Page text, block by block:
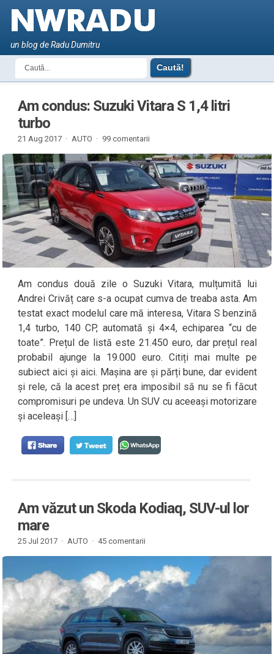
un blog de Radu Dumitru
Am condus: Suzuki Vitara S 1,4 litri
turbo
21 Aug 2017 · AUTO · 99 comentarii
Am condus două zile o Suzuki Vitara, mulțumită lui
Andrei Crivăț care s-a ocupat cumva de treaba asta. Am
testat exact modelul care mă interesa, Vitara S benzină
1,4 turbo, 140 CP, automată și 4×4, echiparea “cu de
toate”. Prețul de listă este 21.450 euro, dar prețul real
probabil ajunge la 19.000 euro. Citiți mai multe pe
subiect aici și aici. Mașina are și părți bune, dar evident
și rele, că la acest preț era imposibil să nu se fi făcut
compromisuri pe undeva. Un SUV cu aceeași motorizare
și aceleași […]
Am văzut un Skoda Kodiaq, SUV-ul lor
mare
25 Jul 2017 · AUTO · 45 comentarii